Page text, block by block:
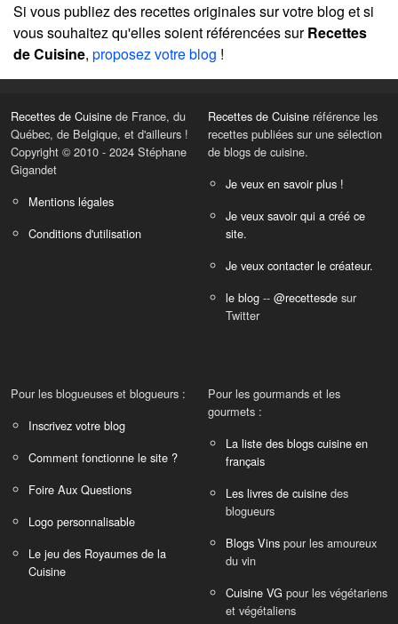
Si vous publiez des recettes originales sur votre blog et si
vous souhaitez qu'elles soient référencées surRecettes
de Cuisine, proposez votre blog !
Recettes de Cuisine de France, du
Québec, de Belgique, et d'ailleurs !
Copyright © 2010 - 2024 Stéphane
Gigandet
Mentions légales
Conditions d'utilisation
Recettes de Cuisine référence les
recettes publiées sur une sélection
de blogs de cuisine.
Je veux en savoir plus !
Je veux savoir qui a créé ce
site.
Je veux contacter le créateur.
le blog -- @recettesde sur
Twitter
Pour les blogueuses et blogueurs :
Inscrivez votre blog
Comment fonctionne le site ?
Foire Aux Questions
Logo personnalisable
Le jeu des Royaumes de la
Cuisine
Pour les gourmands et les
gourmets :
La liste des blogs cuisine en
français
Les livres de cuisine des
blogueurs
Blogs Vins pour les amoureux
du vin
Cuisine VG pour les végétariens
et végétaliens